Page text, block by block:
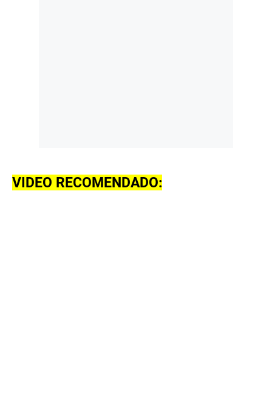
VIDEO RECOMENDADO: